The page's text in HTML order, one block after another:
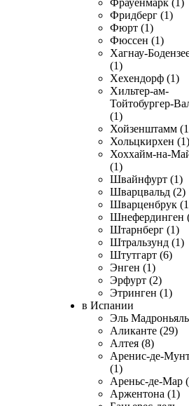
Фрауенмарк (1)
Фридберг (1)
Фюрт (1)
Фюссен (1)
Хагнау-
(1)
Хехендорф (1)
Хильтер-ам-
Тойтобургер-
(1)
Хойзенштамм
Хольцкирхен (1)
Хоххайм-на-
(1)
Швайнфурт (1)
Шварцвальд (2)
Шварценбрук
Шнефердинген
Штарнберг (1)
Штральзунд (1)
Штутгарт (6)
Энген (1)
Эрфурт (2)
Этринген (1)
в Испании
Эль
Аликанте (29)
Алтея (8)
Аренис-де-
(1)
Ареньс-де-Мар
Аржентона (1)